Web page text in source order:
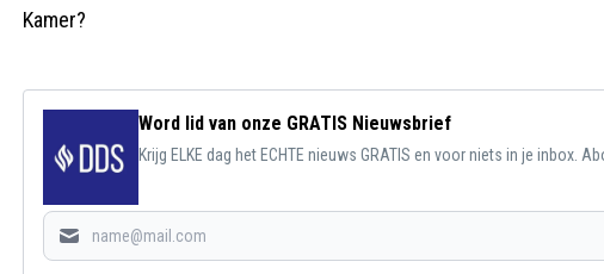
Kamer?
Word lid van onze GRATIS Nieuwsbrief
Krijg ELKE dag het ECHTE nieuws GRATIS en voor niets in je inbox.